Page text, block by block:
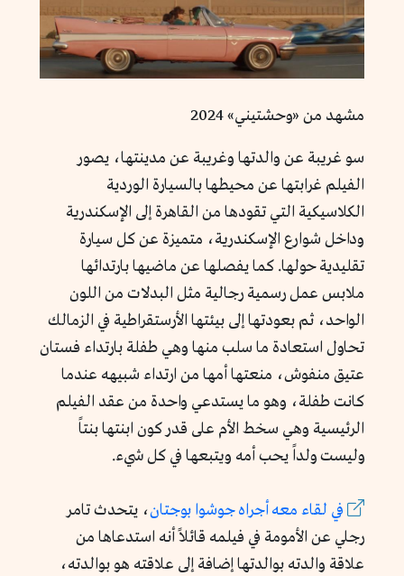
مشهد من «وحشتيني» 2024
سو غريبة عن والدتها وغريبة عن مدينتها، يصور
الفيلم غرابتها عن محيطها بالسيارة الوردية
الكلاسيكية التي تقودها من القاهرة إلى الإسكندرية
وداخل شوارع الإسكندرية، متميزة عن كل سيارة
تقليدية حولها. كما يفصلها عن ماضيها بارتدائها
ملابس عمل رسمية رجالية مثل البدلات من اللون
الواحد، ثم بعودتها إلى بيئتها الأرستقراطية في الزمالك
تحاول استعادة ما سلب منها وهي طفلة بارتداء فستان
عتيق منفوش، منعتها أمها من ارتداء شبيهه عندما
كانت طفلة، وهو ما يستدعي واحدة من عقد الفيلم
الرئيسية وهي سخط الأم على قدر كون ابنتها بنتاً
وليست ولداً يحب أمه ويتبعها في كل شيء.
في لقاء معه أجراه جوشوا بوجتان، يتحدث تامر
رجلي عن الأمومة في فيلمه قائلاً أنه استدعاها من
علاقة والدته بوالدتها إضافة إلى علاقته هو بوالدته،